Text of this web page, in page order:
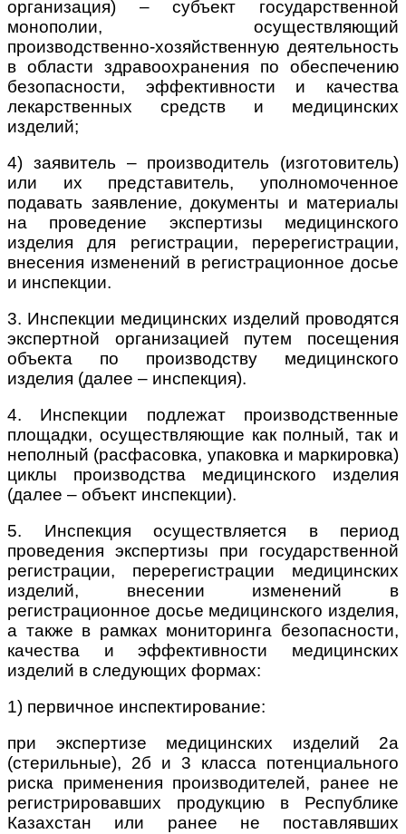
организация) – субъект государственной
монополии, осуществляющий
производственно-хозяйственную деятельность
в области здравоохранения по обеспечению
безопасности, эффективности и качества
лекарственных средств и медицинских
изделий;
4) заявитель – производитель (изготовитель)
или их представитель, уполномоченное
подавать заявление, документы и материалы
на проведение экспертизы медицинского
изделия для регистрации, перерегистрации,
внесения изменений в регистрационное досье
и инспекции.
3. Инспекции медицинских изделий проводятся
экспертной организацией путем посещения
объекта по производству медицинского
изделия (далее – инспекция).
4. Инспекции подлежат производственные
площадки, осуществляющие как полный, так и
неполный (расфасовка, упаковка и маркировка)
циклы производства медицинского изделия
(далее – объект инспекции).
5. Инспекция осуществляется в период
проведения экспертизы при государственной
регистрации, перерегистрации медицинских
изделий, внесении изменений в
регистрационное досье медицинского изделия,
а также в рамках мониторинга безопасности,
качества и эффективности медицинских
изделий в следующих формах:
1) первичное инспектирование:
при экспертизе медицинских изделий 2а
(стерильные), 2б и 3 класса потенциального
риска применения производителей, ранее не
регистрировавших продукцию в Республике
Казахстан или ранее не поставлявших